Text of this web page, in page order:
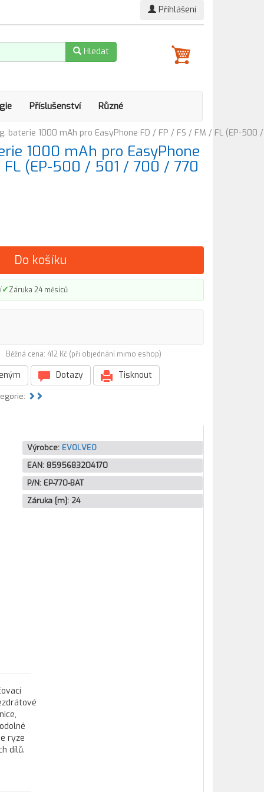
Přihlášení
Hledat
Příslušenství Různé
baterie 1000 mAh pro EasyPhone FD / FP / FS / FM / FL (EP-
1000 mAh pro EasyPhone
FL (EP-500 / 501 / 700 / 770
Do košíku
✓Záruka 24 měsíců
Běžná cena: 412 Kč (při objednání mimo eshop)
Dotazy Tisknout
ryze
dílů.
Výrobce: EVOLVEO
EAN: 8595683204170
P/N: EP-770-BAT
Záruka [m]: 24